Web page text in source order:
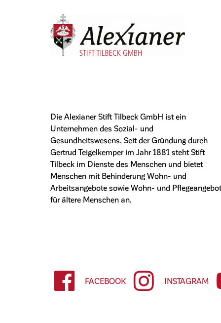
Die Alexianer Stift Tilbeck GmbH ist ein
Unternehmen des Sozial- und
Gesundheitswesens. Seit der Gründung durch
Gertrud Teigelkemper im Jahr 1881 steht Stift
Tilbeck im Dienste des Menschen und bietet
Menschen mit Behinderung Wohn- und
Arbeitsangebote sowie Wohn- und
für ältere Menschen an.
FACEBOOK INSTAGRAM